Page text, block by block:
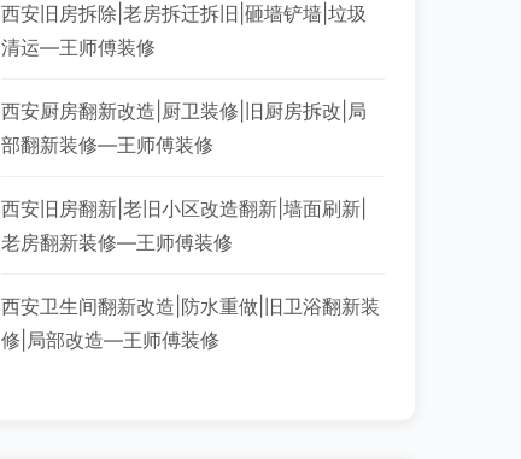
西安旧房拆除|老房拆迁拆旧|砸墙铲墙|垃圾
清运—王师傅装修
西安厨房翻新改造|厨卫装修|旧厨房拆改|局
部翻新装修—王师傅装修
西安旧房翻新|老旧小区改造翻新|墙面刷新|
老房翻新装修—王师傅装修
西安卫生间翻新改造|防水重做|旧卫浴翻新装
修|局部改造—王师傅装修